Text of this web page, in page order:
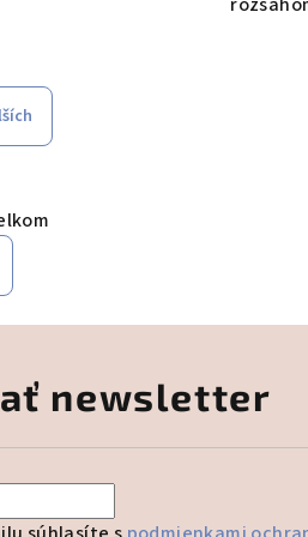
newsletter